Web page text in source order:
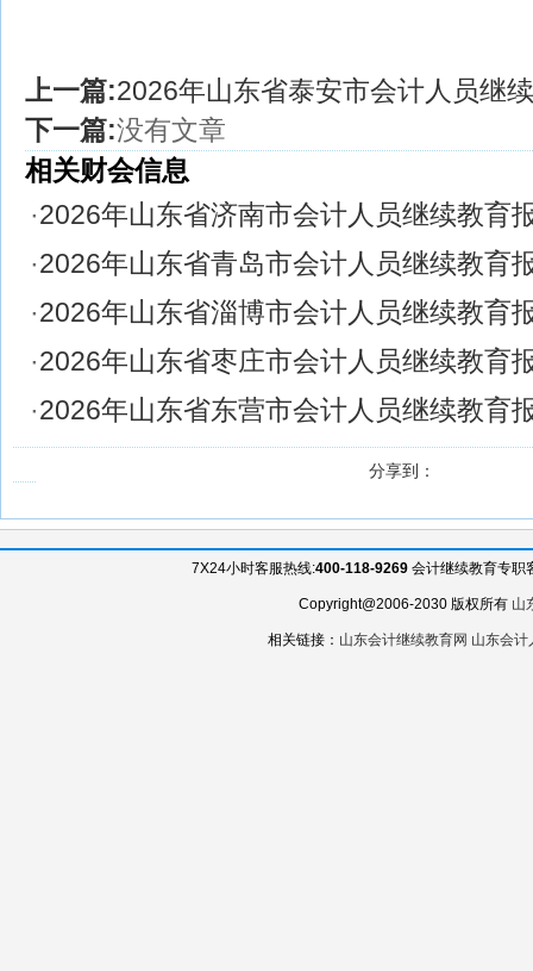
上一篇:2026年山东省泰安市会计人员继
下一篇:没有文章
相关财会信息
·2026年山东省济南市会计人员继续教育
·2026年山东省青岛市会计人员继续教育
·2026年山东省淄博市会计人员继续教育
·2026年山东省枣庄市会计人员继续教育
·2026年山东省东营市会计人员继续教育
分享到：
7X24小时客服热线:400-118-9269 会计继续教育专职
Copyright@2006-2030 版权所有 山
相关链接： 山东会计继续教育网 山东会计